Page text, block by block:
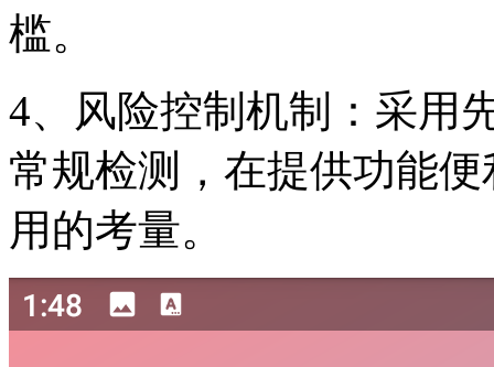
槛。
4、风险控制机制：采用
常规检测，在提供功能
用的考量。